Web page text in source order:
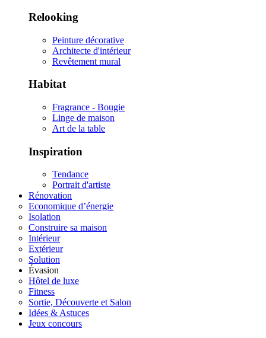
Relooking
Peinture décorative
Architecte d'intérieur
Revêtement mural
Habitat
Fragrance - Bougie
Linge de maison
Art de la table
Inspiration
Tendance
Portrait d'artiste
Rénovation
Economique d’énergie
Isolation
Construire sa maison
Intérieur
Extérieur
Solution
Évasion
Hôtel de luxe
Fitness
Sortie, Découverte et Salon
Idées & Astuces
Jeux concours